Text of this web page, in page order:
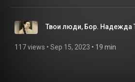
программа отправилась в гости к
Панюшкиных, которая вышла в финал
конкурса "Это у нас семейное!"
Твои люди, Бор. Надежда
117 views • Sep 15, 2023 • 19 min